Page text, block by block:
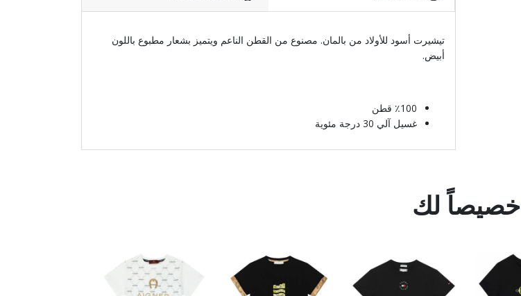
تيشيرت أسود للأولاد من بالمان. مصنوع من القطن الناعم ويتميز بشعار مطبوع باللون
أبيض.
٪100 قطن
غسيل آلي 30 درجة مئوية
خصيصاً لك